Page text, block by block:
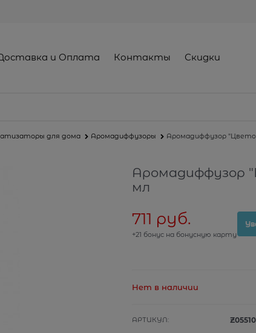
и Оплата Контакты Скидки
для дома Аромадиффузоры Аромадиффузор
Аромадиффузор
мл
711 руб.
+21 бонус на бонусную карту
Нет в наличии
АРТИКУЛ: